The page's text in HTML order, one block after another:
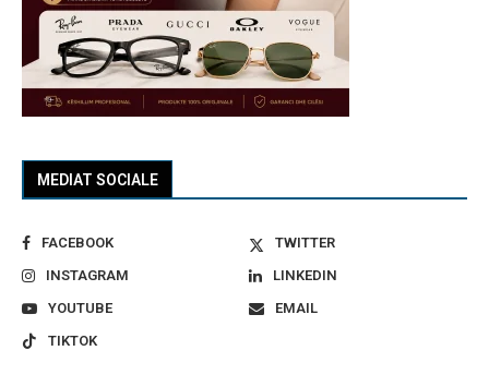
MEDIAT SOCIALE
FACEBOOK
TWITTER
INSTAGRAM
LINKEDIN
YOUTUBE
EMAIL
TIKTOK